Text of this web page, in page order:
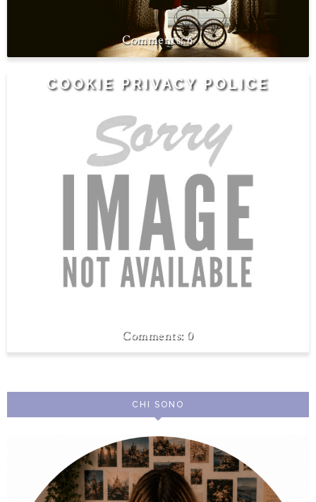
6
COOKIE PRIVACY POLICE
0
CHI SONO